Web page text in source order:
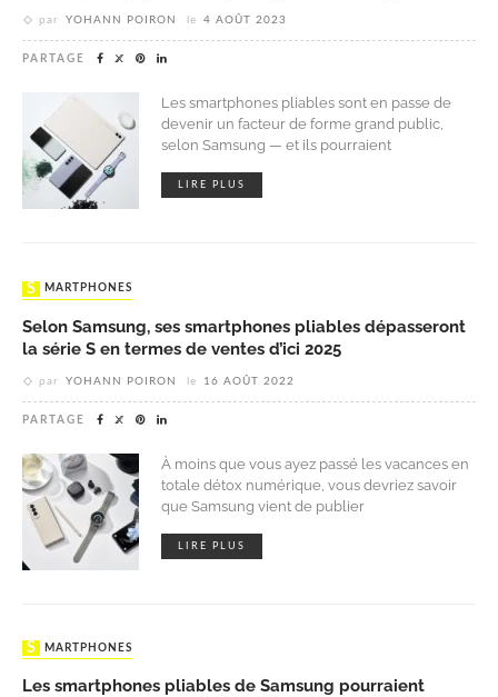
par YOHANN POIRON le 4 AOÛT 2023
PARTAGE
Les smartphones pliables sont en passe de
devenir un facteur de forme grand public,
selon Samsung — et ils pourraient
LIRE PLUS
SMARTPHONES
Selon Samsung, ses smartphones pliables dépasseront
la série S en termes de ventes d’ici 2025
par YOHANN POIRON le 16 AOÛT 2022
PARTAGE
À moins que vous ayez passé les vacances en
totale détox numérique, vous devriez savoir
que Samsung vient de publier
LIRE PLUS
SMARTPHONES
Les smartphones pliables de Samsung pourraient